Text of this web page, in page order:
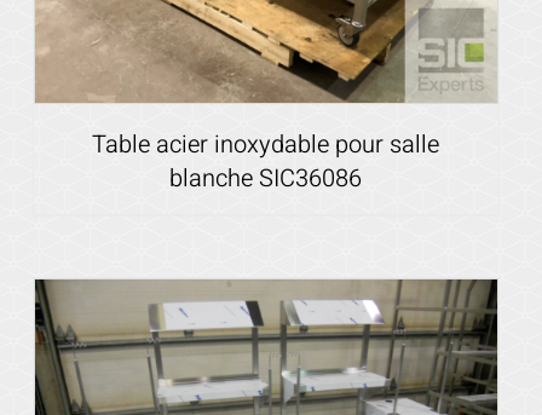
Voir les détails
Table acier inoxydable pour salle
blanche SIC36086